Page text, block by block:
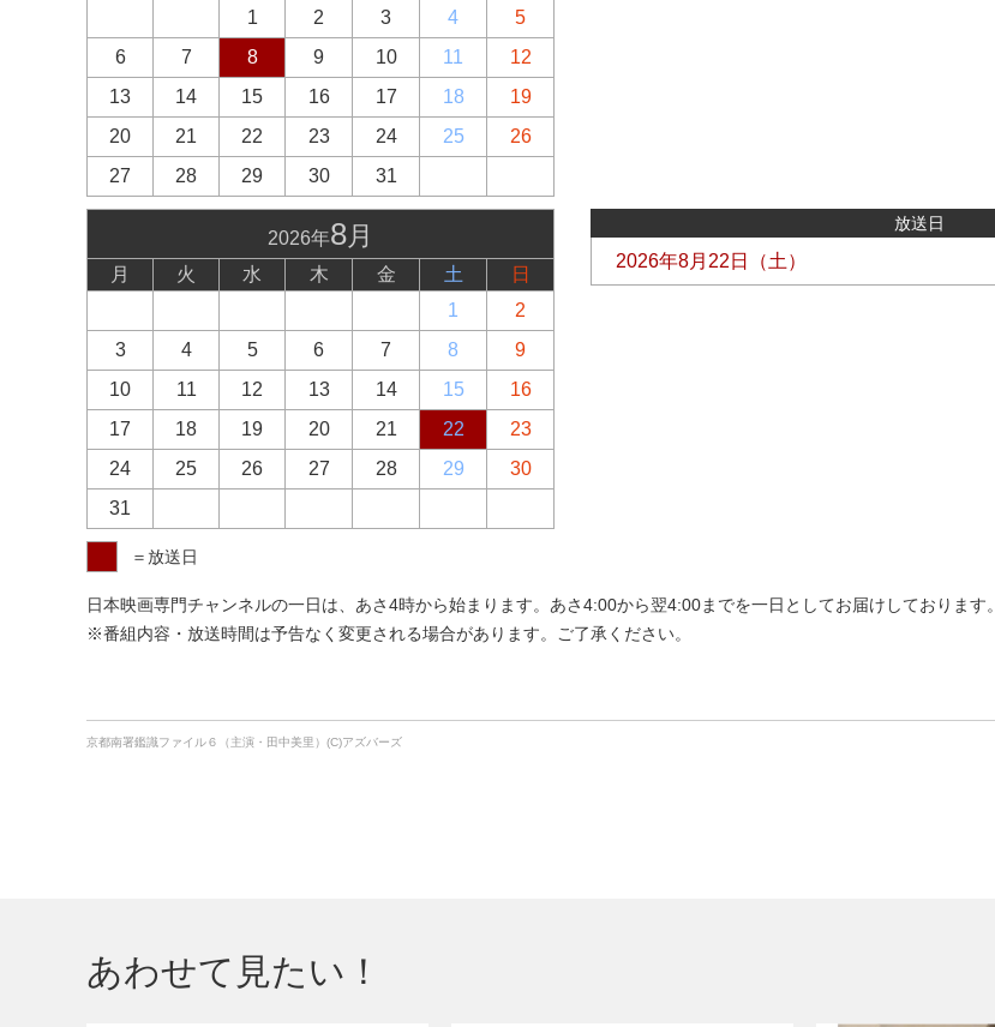
1
2 3 4
5
6
7 8 9 10 11
12
13
14 15 16 17 18
19
20
21 22 23 24 25
26
27
28 29 30 31
2026年8月
月 火 水 木 金 土
日
1
2
3
4 5 6 7 8
9
10
11 12 13 14 15
16
17
18 19 20 21 22
23
24
25 26 27 28 29
30
31
放送日
2026年8月22日（土）
＝放送日
日本映画専門チャンネルの一日は、あさ4時から始まります。あさ4:00から翌4:00までを一日としてお届けしております。
※番組内容・放送時間は予告なく変更される場合があります。ご了承ください。
京都南署鑑識ファイル６（主演・田中美里）(C)アズバーズ
あわせて見たい！